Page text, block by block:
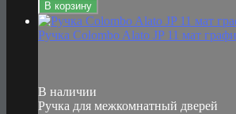
В корзину
Ручка Colombo Alato JP 11 мат
В наличии
Ручка для межкомнатный дверей